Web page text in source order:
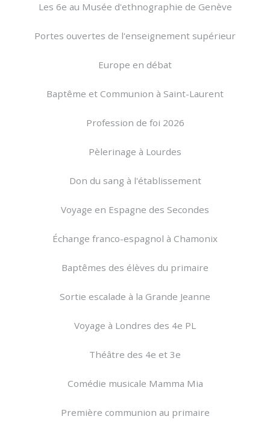
Les 6e au Musée d'ethnographie de Genève
Portes ouvertes de l'enseignement supérieur
Europe en débat
Baptême et Communion à Saint-Laurent
Profession de foi 2026
Pèlerinage à Lourdes
Don du sang à l'établissement
Voyage en Espagne des Secondes
Échange franco-espagnol à Chamonix
Baptêmes des élèves du primaire
Sortie escalade à la Grande Jeanne
Voyage à Londres des 4e PL
Théâtre des 4e et 3e
Comédie musicale Mamma Mia
Première communion au primaire